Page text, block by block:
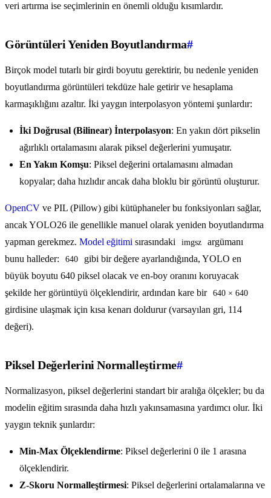
veri artırma ise seçimlerinin en önemli olduğu kısımlardır.
Görüntüleri Yeniden Boyutlandırma#
Birçok model tutarlı bir girdi boyutu gerektirir, bu nedenle yeniden
boyutlandırma görüntüleri tekdüze hale getirir ve hesaplama
karmaşıklığını azaltır. İki yaygın interpolasyon yöntemi şunlardır:
İki Doğrusal (Bilinear) İnterpolasyon: En yakın dört pikselin
ağırlıklı ortalamasını alarak piksel değerlerini yumuşatır.
En Yakın Komşu: Piksel değerini ortalamasını almadan
kopyalar; daha hızlıdır ancak daha bloklu bir görüntü oluşturur.
OpenCV ve PIL (Pillow) gibi kütüphaneler bu fonksiyonları sağlar,
ancak YOLO26 ile genellikle manuel olarak yeniden boyutlandırma
yapman gerekmez. Model eğitimi sırasındaki imgsz
argümanı
bunu halleder:
640
gibi bir değere ayarlandığında, YOLO en
büyük boyutu 640 piksel olacak ve en-boy oranını koruyacak
şekilde her görüntüyü ölçeklendirir, ardından kare bir 640 × 640
girdisine ulaşmak için kısa kenarı doldurur (varsayılan gri, 114
değeri).
Piksel Değerlerini Normalleştirme#
Normalizasyon, piksel değerlerini standart bir aralığa ölçekler; bu da
modelin eğitim sırasında daha hızlı yakınsamasına yardımcı olur. İki
yaygın teknik şunlardır:
Min-Max Ölçeklendirme: Piksel değerlerini 0 ile 1 arasına
ölçeklendirir.
Z-Skoru Normalleştirmesi: Piksel değerlerini ortalamalarına ve